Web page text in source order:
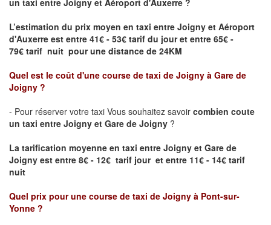
L’estimation du prix moyen en taxi entre Joigny et Aéroport
d'Auxerre est entre 41€ - 53€ tarif du jour et entre 65€ -
79€ tarif nuit pour une distance de 24KM
Quel est le coût d'une course de taxi de Joigny à Gare de
Joigny ?
- Pour réserver votre taxi Vous souhaitez savoir combien coute
un taxi entre Joigny et Gare de Joigny ?
La tarification moyenne en taxi entre Joigny et Gare de
Joigny est entre 8€ - 12€ tarif jour et entre 11€ - 14€ tarif
nuit
Quel prix pour une course de taxi de Joigny à Pont-sur-
Yonne ?